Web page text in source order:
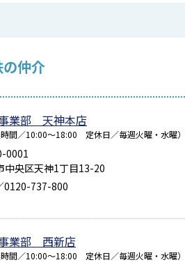
仲介
業部 天神本店
時間／10:00～18:00 定休日／毎週火曜・水曜）
0001
中央区天神1丁目13-20
0120-737-800
業部 西新店
時間／10:00～18:00 定休日／毎週火曜・水曜）